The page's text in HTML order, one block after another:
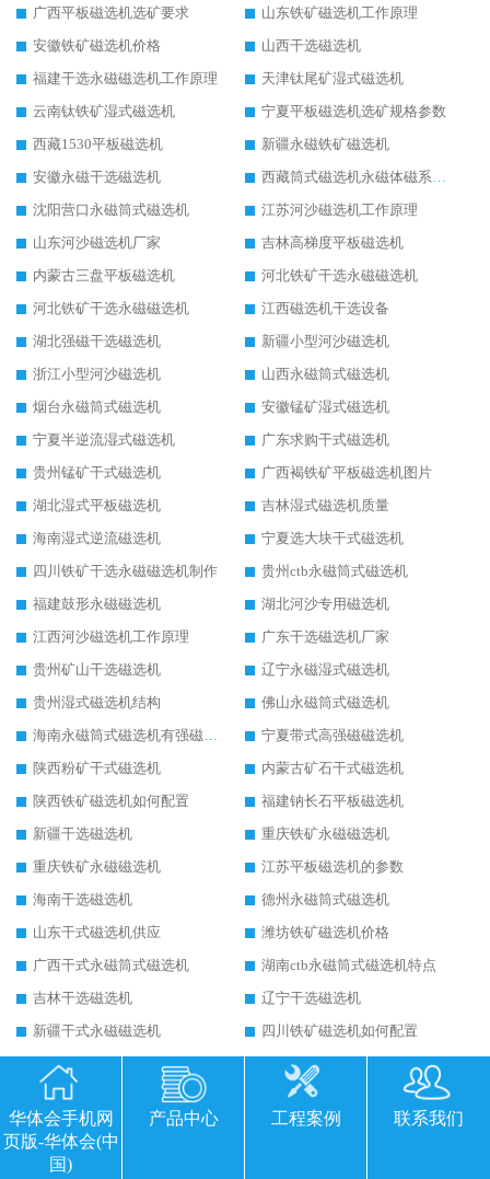
广西平板磁选机选矿要求
山东铁矿磁选机工作原理
安徽铁矿磁选机价格
山西干选磁选机
福建干选永磁磁选机工作原理
天津钛尾矿湿式磁选机
云南钛铁矿湿式磁选机
宁夏平板磁选机选矿规格参数
西藏1530平板磁选机
新疆永磁铁矿磁选机
安徽永磁干选磁选机
西藏筒式磁选机永磁体磁系设计
沈阳营口永磁筒式磁选机
江苏河沙磁选机工作原理
山东河沙磁选机厂家
吉林高梯度平板磁选机
内蒙古三盘平板磁选机
河北铁矿干选永磁磁选机
河北铁矿干选永磁磁选机
江西磁选机干选设备
湖北强磁干选磁选机
新疆小型河沙磁选机
浙江小型河沙磁选机
山西永磁筒式磁选机
烟台永磁筒式磁选机
安徽锰矿湿式磁选机
宁夏半逆流湿式磁选机
广东求购干式磁选机
贵州锰矿干式磁选机
广西褐铁矿平板磁选机图片
湖北湿式平板磁选机
吉林湿式磁选机质量
海南湿式逆流磁选机
宁夏选大块干式磁选机
四川铁矿干选永磁磁选机制作
贵州ctb永磁筒式磁选机
福建鼓形永磁磁选机
湖北河沙专用磁选机
江西河沙磁选机工作原理
广东干选磁选机厂家
贵州矿山干选磁选机
辽宁永磁湿式磁选机
贵州湿式磁选机结构
佛山永磁筒式磁选机
海南永磁筒式磁选机有强磁的吗
宁夏带式高强磁磁选机
陕西粉矿干式磁选机
内蒙古矿石干式磁选机
陕西铁矿磁选机如何配置
福建钠长石平板磁选机
新疆干选磁选机
重庆铁矿永磁磁选机
重庆铁矿永磁磁选机
江苏平板磁选机的参数
海南干选磁选机
德州永磁筒式磁选机
山东干式磁选机供应
潍坊铁矿磁选机价格
广西干式永磁筒式磁选机
湖南ctb永磁筒式磁选机特点
吉林干选磁选机
辽宁干选磁选机
新疆干式永磁磁选机
四川铁矿磁选机如何配置
新疆干式磁选机
福建平板磁选机适用场合
江西平板全自动磁选机生产厂家
湖南干式强磁磁选机
黑龙江干式磁选机厂家
甘肃永磁筒式磁选机结构
广西永磁筒式强磁选机
华体会手机网
页版-华体会(中
国)
产品中心 工程案例 联系我们